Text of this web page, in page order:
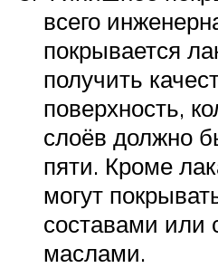
всего
покрывается
получить
поверхность,
слоёв должно
пяти. Кроме
могут
составами или
маслами.